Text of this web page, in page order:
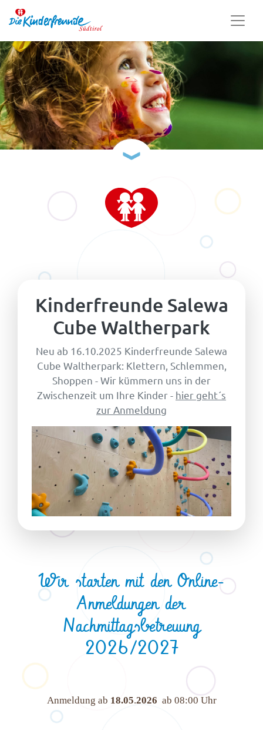
Kinderfreunde Salewa
Cube Waltherpark
Neu ab 16.10.2025 Kinderfreunde Salewa
Cube Waltherpark: Klettern, Schlemmen,
Shoppen - Wir kümmern uns in der
Zwischenzeit um Ihre Kinder - hier geht´s
zur Anmeldung
Wir starten mit den Online-
Anmeldungen der
Nachmittagsbetreuung
2026/2027
Anmeldung ab 18.05.2026 ab 08:00 Uhr